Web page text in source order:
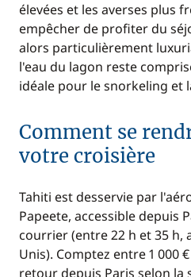
élevées et les averses plus
empêcher de profiter du
alors particulièrement
l'eau du lagon reste
idéale pour le snorkeling et
Comment se
votre croisière
Tahiti est desservie par
Papeete, accessible depuis
courrier (entre 22 h et 35 h,
Unis). Comptez entre 1 000
retour depuis Paris selon la